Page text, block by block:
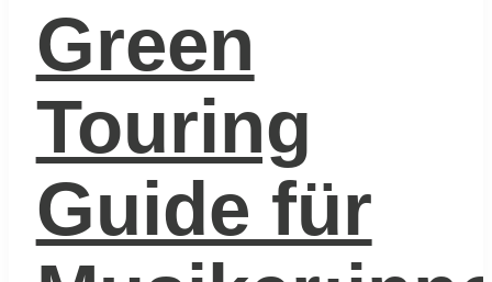
Green
Touring
Guide für